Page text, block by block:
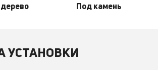
Под камень
УСТАНОВКИ